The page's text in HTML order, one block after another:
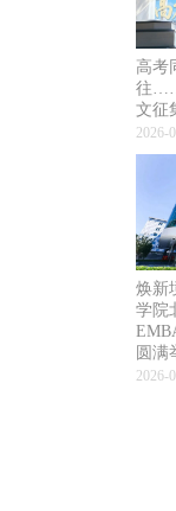
高考
往
文征
2026-
焕新
学院
圆满
2026-